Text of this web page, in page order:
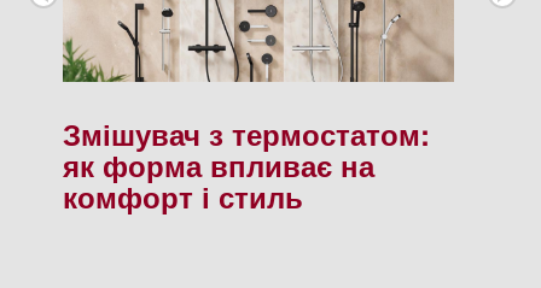
Змішувач з термостатом:
як форма впливає на
комфорт і стиль